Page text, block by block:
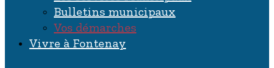
Bulletins municipaux
Vos démarches
Vivre à Fontenay